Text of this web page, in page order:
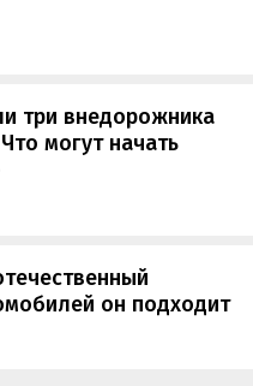
три внедорожника
могут начать
он подходит